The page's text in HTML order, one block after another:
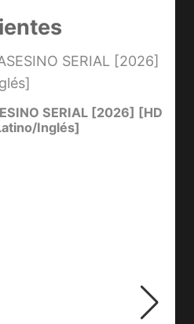
SERIAL [2026] [HD
Inglés]